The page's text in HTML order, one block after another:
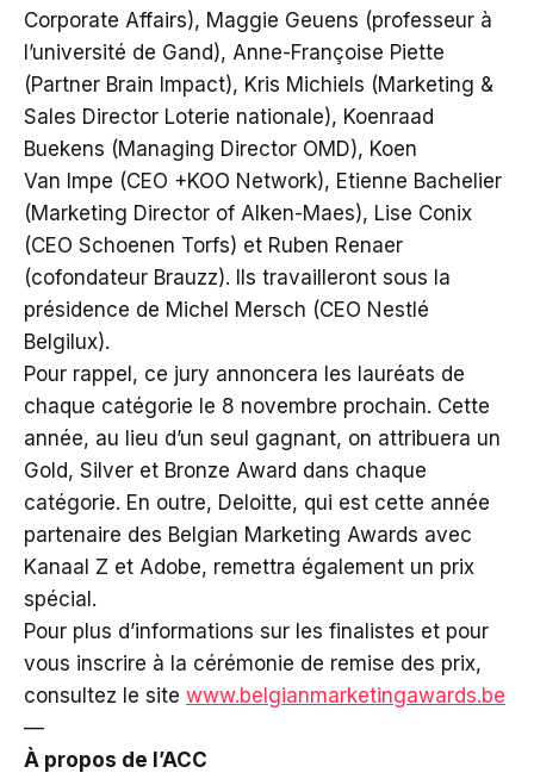
Corporate Affairs), Maggie Geuens (professeur à
l’université de Gand), Anne-Françoise Piette
(Partner Brain Impact), Kris Michiels (Marketing &
Sales Director Loterie nationale), Koenraad
Buekens (Managing Director OMD), Koen
Van Impe (CEO +KOO Network), Etienne Bachelier
(Marketing Director of Alken-Maes), Lise Conix
(CEO Schoenen Torfs) et Ruben Renaer
(cofondateur Brauzz). Ils travailleront sous la
présidence de Michel Mersch (CEO Nestlé
Belgilux).
Pour rappel, ce jury annoncera les lauréats de
chaque catégorie le 8 novembre prochain. Cette
année, au lieu d’un seul gagnant, on attribuera un
Gold, Silver et Bronze Award dans chaque
catégorie. En outre, Deloitte, qui est cette année
partenaire des Belgian Marketing Awards avec
Kanaal Z et Adobe, remettra également un prix
spécial.
Pour plus d’informations sur les finalistes et pour
vous inscrire à la cérémonie de remise des prix,
consultez le site www.belgianmarketingawards.be
—
À propos de l’ACC